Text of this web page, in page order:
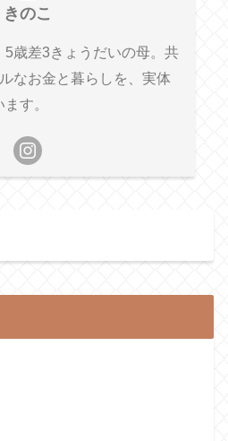
きのこ
歳差3きょうだいの母。共
なお金と暮らしを、実体
す。